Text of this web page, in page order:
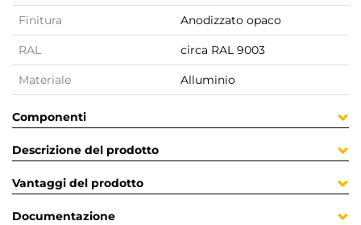
Finitura Anodizzato opaco
RAL circa RAL 9003
Materiale Alluminio
Componenti
Descrizione del prodotto
Vantaggi del prodotto
Documentazione